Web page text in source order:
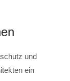
und
ein